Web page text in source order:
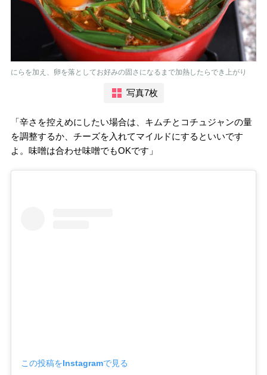
にらを加え、卵を落としてお好みの固さになるまで加熱したらでき上がり
写真7枚
「辛さを控えめにしたい場合は、キムチとコチュジャンの量
を調整するか、チーズを入れてマイルドにするといいです
よ。味噌は合わせ味噌でもOKです」
この投稿をInstagramで見る